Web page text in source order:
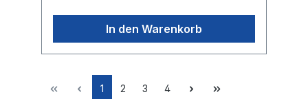
In den Warenkorb
1 2 3 4